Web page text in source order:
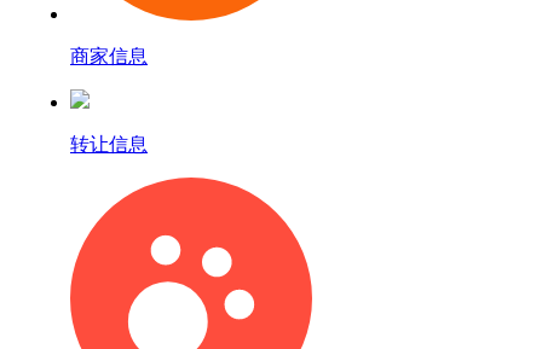
商家信息
转让信息